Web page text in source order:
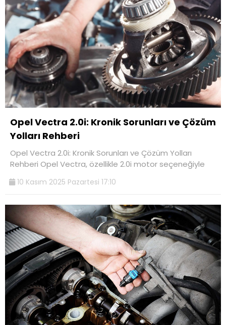
Opel Vectra 2.0i: Kronik Sorunları ve Çözüm
Yolları Rehberi
Opel Vectra 2.0i: Kronik Sorunları ve Çözüm Yolları
Rehberi Opel Vectra, özellikle 2.0i motor seçeneğiyle
10 Kasım 2025 Pazartesi 17:10